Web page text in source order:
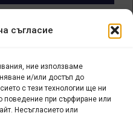
съгласие
ние използваме
и/или достъп до
с тези технологии ще ни
поведение при сърфиране или
Несъгласието или
за изкуство
БИЗНЕС